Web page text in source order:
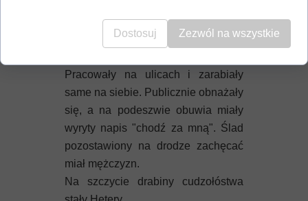
opiekuna.
Metojki, czyli wolne kobiety, stały na
Pracowały na ulicach i zarabiały
same na siebie. Publicznie obnażały
się, a na podeszwie obuwia miały
wyryty napis "chodź za mną". Ślad
pozostawiony na drodze zachęcać
miał mężczyzn.
Na szczycie drabiny cudzołóstwa
Dostosuj Zezwól na wszystkie